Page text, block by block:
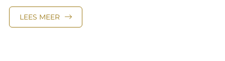
LEES MEER